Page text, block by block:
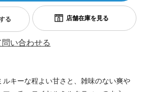
る
い合わせる
ルキーな程よい甘さと、雑味のない爽や